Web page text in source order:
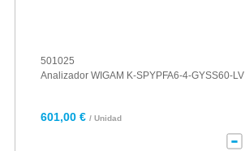
501025
Analizador WIGAM K-SPYPFA6-4-GYSS60-LV
601,00 € / Unidad